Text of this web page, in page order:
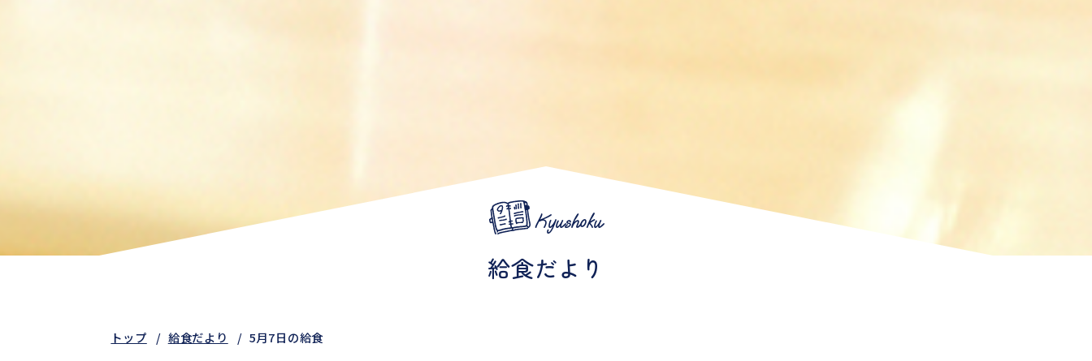
Kyushoku
給食だより
トップ 給食だより 5月7日の給食